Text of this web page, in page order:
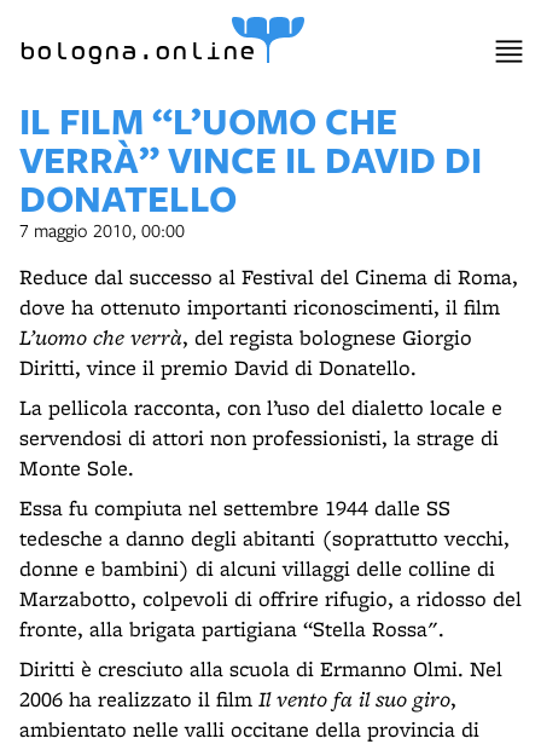
bologna.online
IL FILM “L’UOMO CHE
VERRÀ” VINCE IL DAVID DI
DONATELLO
7 maggio 2010, 00:00
Reduce dal successo al Festival del Cinema di Roma,
dove ha ottenuto importanti riconoscimenti, il film
L’uomo che verrà, del regista bolognese Giorgio
Diritti, vince il premio David di Donatello.
La pellicola racconta, con l’uso del dialetto locale e
servendosi di attori non professionisti, la strage di
Monte Sole.
Essa fu compiuta nel settembre 1944 dalle SS
tedesche a danno degli abitanti (soprattutto vecchi,
donne e bambini) di alcuni villaggi delle colline di
Marzabotto, colpevoli di offrire rifugio, a ridosso del
fronte, alla brigata partigiana “Stella Rossa".
Diritti è cresciuto alla scuola di Ermanno Olmi. Nel
2006 ha realizzato il film Il vento fa il suo giro,
ambientato nelle valli occitane della provincia di